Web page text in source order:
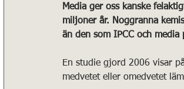
Media ger oss kanske
miljoner år. Noggranna
än den som IPCC och media
En studie gjord 2006 visar
medvetet eller omedvetet